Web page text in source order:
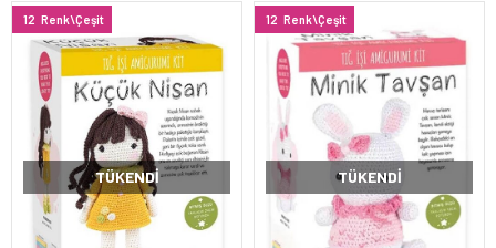
12 Renk\Çeşit
TÜKENDI
12 Renk\Çeşit
TÜKENDI